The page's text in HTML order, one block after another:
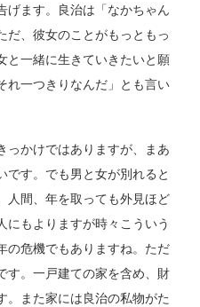
げます。良治は「なかちゃん
だ、彼女のことがもっともっ
と一緒に生きていきたいと願
れ一つきりなんだ」とも言い
かけではありますが、まあ
です。でも男と女が別れると
人間、年を取っても外見ほど
にもよりますが時々こういう
の危機でもありますね。ただ
す。一戸建ての家を含め、財
。また家には良治の私物がた